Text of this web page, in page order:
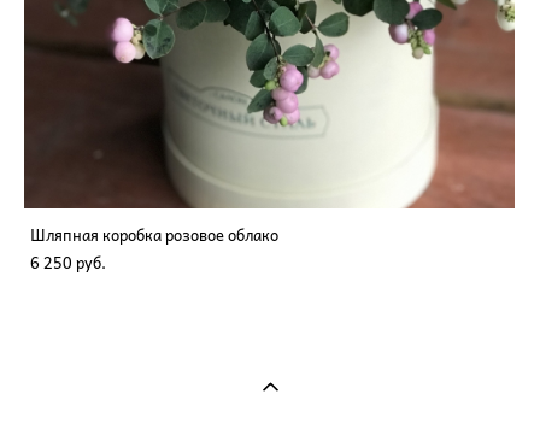
Шляпная коробка розовое облако
6 250 pуб.